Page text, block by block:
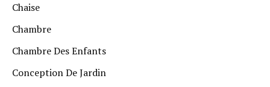
Chaise
Chambre
Chambre Des Enfants
Conception De Jardin